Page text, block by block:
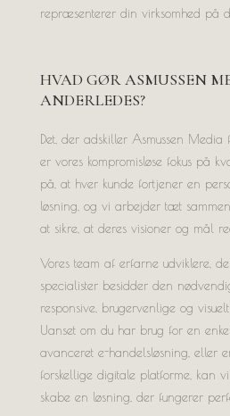
repræsenterer din virksomhed på
HVAD GØR ASMUSSEN
ANDERLEDES?
Det, der adskiller Asmussen
er vores kompromisløse fokus på
på, at hver kunde fortjener en
løsning, og vi arbejder tæt
at sikre, at deres visioner og mål
Vores team af erfarne udviklere,
specialister besidder den
responsive, brugervenlige og
Uanset om du har brug for en
avanceret e-handelsløsning, eller
forskellige digitale platforme, kan
skabe en løsning, der fungerer